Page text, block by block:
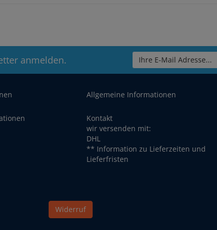
anmelden. Ihre E-Mail Adresse...
Allgemeine Informationen
Kontakt
wir versenden mit:
DHL
** Information zu Lieferzeiten und
Lieferfristen
Widerruf